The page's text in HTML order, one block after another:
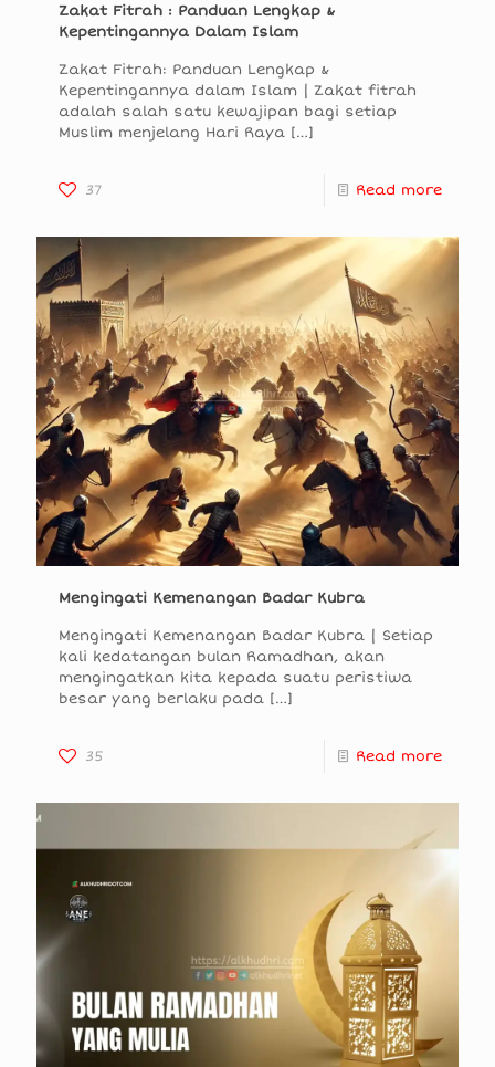
Zakat Fitrah : Panduan Lengkap &
Kepentingannya Dalam Islam
Zakat Fitrah: Panduan Lengkap &
Kepentingannya dalam Islam | Zakat fitrah
adalah salah satu kewajipan bagi setiap
Muslim menjelang Hari Raya […]
37 Read more
Mengingati Kemenangan Badar Kubra
Mengingati Kemenangan Badar Kubra | Setiap
kali kedatangan bulan Ramadhan, akan
mengingatkan kita kepada suatu peristiwa
besar yang berlaku pada […]
35 Read more